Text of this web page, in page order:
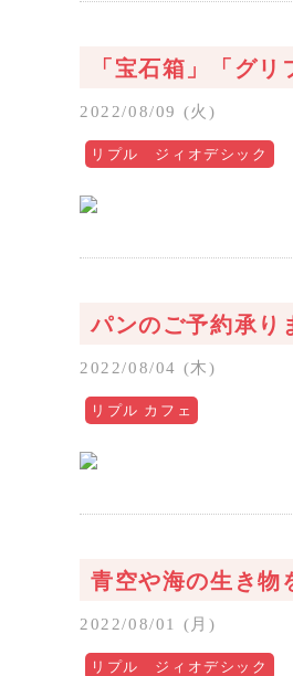
「宝石箱」「グ
2022/08/09 (火)
リプル ジィオデシック
パンのご予約承り
2022/08/04 (木)
リプル カフェ
青空や海の生き物
2022/08/01 (月)
リプル ジィオデシック